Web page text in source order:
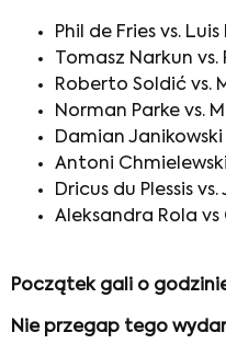
Phil de Fries vs.
Tomasz Narkun vs.
Roberto Soldić vs.
Norman Parke vs.
Damian Janikowski
Antoni
Dricus du Plessis
Aleksandra Rola
Początek gali o
Nie przegap tego